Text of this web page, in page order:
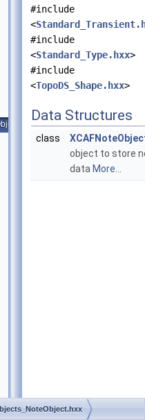
#include
<
#include
<Standard_Type.hxx>
#include
<TopoDS_Shape.hxx>
Data Structures
class
object to store
data More...